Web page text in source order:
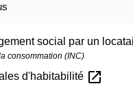
social par un
consommation (INC)
d'habitabilité open_in_new